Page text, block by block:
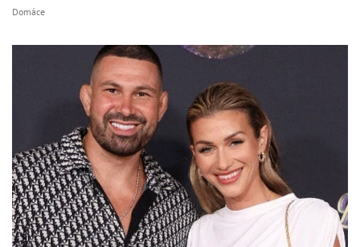
Domáce